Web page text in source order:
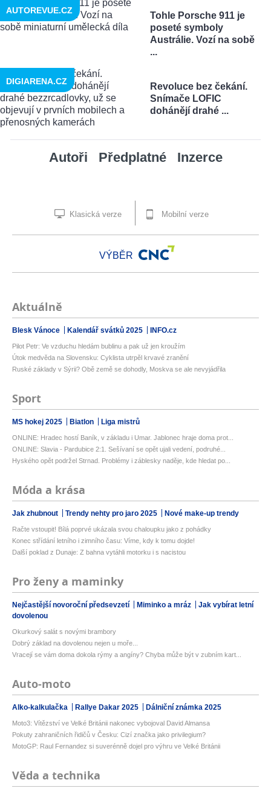
Tohle Porsche 911 je
poseté symboly
Austrálie. Vozí na sobě
...
AUTOREVUE.CZ
Revoluce bez čekání.
Snímače LOFIC
dohánějí drahé ...
DIGIARENA.CZ
Autoři Předplatné Inzerce
Klasická verze Mobilní verze
VÝBĚR
Aktuálně
Blesk Vánoce Kalendář svátků 2025 INFO.cz
Pilot Petr: Ve vzduchu hledám bublinu a pak už jen kroužím
Útok medvěda na Slovensku: Cyklista utrpěl krvavé zranění
Ruské základy v Sýrii? Obě země se dohodly, Moskva se ale nevyjádřila
Sport
MS hokej 2025 Biatlon Liga mistrů
ONLINE: Hradec hostí Baník, v základu i Umar. Jablonec hraje doma prot...
ONLINE: Slavia - Pardubice 2:1. Sešívaní se opět ujali vedení, podruhé...
Hyského opět podržel Strnad. Problémy i záblesky naděje, kde hledat po...
Móda a krása
Jak zhubnout Trendy nehty pro jaro 2025 Nové make-up trendy
Račte vstoupit! Bílá poprvé ukázala svou chaloupku jako z pohádky
Konec střídání letního i zimního času: Víme, kdy k tomu dojde!
Další poklad z Dunaje: Z bahna vytáhli motorku i s nacistou
Pro ženy a maminky
Nejčastější novoroční předsevzetí Miminko a mráz
Jak vybírat letní
dovolenou
Okurkový salát s novými brambory
Dobrý základ na dovolenou nejen u moře...
Vracejí se vám doma dokola rýmy a angíny? Chyba může být v zubním kart...
Auto-moto
Alko-kalkulačka Rallye Dakar 2025 Dálniční známka 2025
Moto3: Vítězství ve Velké Británii nakonec vybojoval David Almansa
Pokuty zahraničních řidičů v Česku: Cizí značka jako privilegium?
MotoGP: Raul Fernandez si suverénně dojel pro výhru ve Velké Británii
Věda a technika